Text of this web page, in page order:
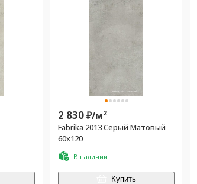
2 830₽/м2
Fabrika 2013 Серый Матовый
60х120
В наличии
Купить